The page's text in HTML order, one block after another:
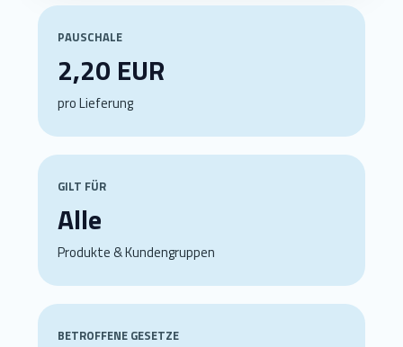
PAUSCHALE
2,20 EUR
pro Lieferung
GILT FÜR
Alle
Produkte & Kundengruppen
BETROFFENE GESETZE